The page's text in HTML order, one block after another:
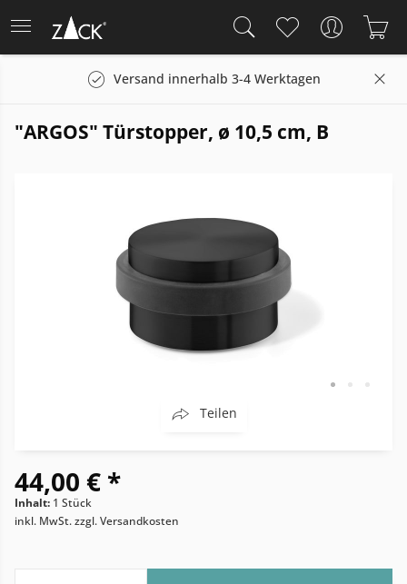
Versand innerhalb 3-4 Werktagen
"ARGOS" Türstopper, ø 10,5 cm, B
Teilen
44,00 € *
Inhalt: 1 Stück
inkl. MwSt.zzgl. Versandkosten